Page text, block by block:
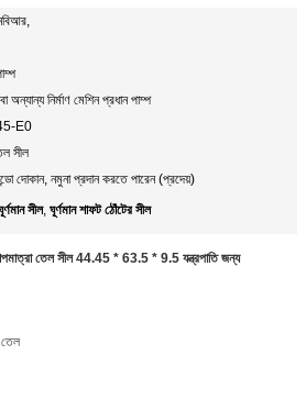
অন্যান্য নির্মাণ মেশিন প্রধান পাম্প
E0
সীল
দোকান, নমুনা প্রদান করতে পারেন (প্রদেয়)
সীল, ঘূর্ণমান শাফট ঠোঁটের সীল
তেল সীল 44.45 * 63.5 * 9.5 যন্ত্রপাতি জন্য
তেল